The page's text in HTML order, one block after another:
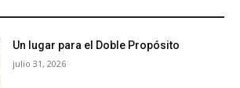
Un lugar para el Doble Propósito
julio 31, 2026